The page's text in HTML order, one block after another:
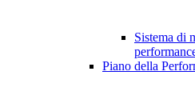
Sistema di
Piano della